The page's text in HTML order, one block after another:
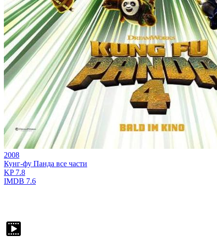
2008
Кунг-фу Панда все части
KP7.8
IMDB 7.6